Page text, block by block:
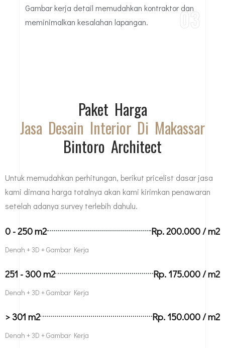
Gambar kerja detail memudahkan kontraktor dan
meminimalkan kesalahan lapangan.
03
Paket Harga
Jasa Desain Interior Di Makassar
Bintoro Architect
Untuk memudahkan perhitungan, berikut pricelist dasar jasa
kami dimana harga totalnya akan kami kirimkan penawaran
setelah adanya survey terlebih dahulu.
0 - 250 m2 Rp. 200.000 / m2
Denah + 3D + Gambar Kerja
251 - 300 m2 Rp. 175.000 / m2
Denah + 3D + Gambar Kerja
> 301 m2 Rp. 150.000 / m2
Denah + 3D + Gambar Kerja